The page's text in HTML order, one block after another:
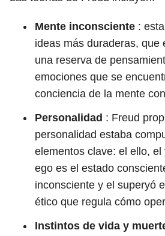
Mente inconsciente :
ideas más duraderas, que
una reserva de
emociones que se
conciencia de la mente
Personalidad : Freud
personalidad estaba
elementos clave: el ello, el
ego es el estado
inconsciente y el superyó
ético que regula cómo
Instintos de vida y